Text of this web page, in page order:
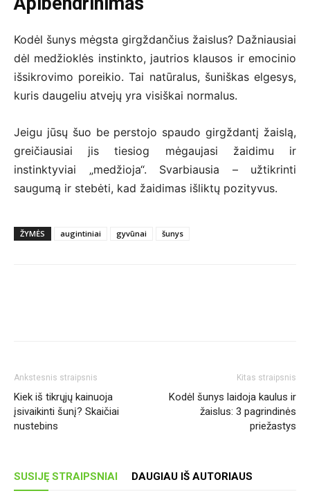
Kodėl šunys mėgsta girgždančius žaislus? Dažniausiai
dėl medžioklės instinkto, jautrios klausos ir emocinio
išsikrovimo poreikio. Tai natūralus, šuniškas elgesys,
kuris daugeliu atvejų yra visiškai normalus.
Jeigu jūsų šuo be perstojo spaudo girgždantį žaislą,
greičiausiai jis tiesiog mėgaujasi žaidimu ir
instinktyviai „medžioja“. Svarbiausia – užtikrinti
saugumą ir stebėti, kad žaidimas išliktų pozityvus.
ŽYMĖS augintiniai gyvūnai šunys
Ankstesnis straipsnis
Kiek iš tikrųjų kainuoja
įsivaikinti šunį? Skaičiai
nustebins
Kitas straipsnis
Kodėl šunys laidoja kaulus ir
žaislus: 3 pagrindinės
priežastys
SUSIJĘ STRAIPSNIAI DAUGIAU IŠ AUTORIAUS